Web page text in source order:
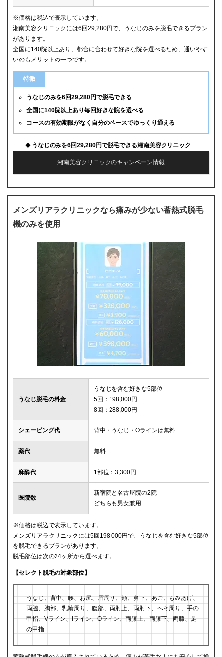
※価格は税込で表示しています。
湘南美容クリニックには6回29,280円で、うなじのみを脱毛できるプラン
があります。
全国に140院以上あり、都合に合わせて好きな院を選べるため、通いやす
いのもメリットの一つです。
特徴
うなじのみを6回29,280円で脱毛できる
全国に140院以上あり毎回好きな院を選べる
コースの有効期限がなく自分のペースでゆっくり通える
うなじのみを6回29,280円で脱毛できる湘南美容クリニック
湘南美容クリニックのキャンペーン情報
メンズリアラクリニックなら痛みが少ない蓄熱式脱毛
機のみを使用
うなじ脱毛の料金
うなじを含む好きな5部位
5回：198,000円
8回：288,000円
シェービング代 背中・うなじ・Oラインは無料
薬代 無料
麻酔代 1部位：3,300円
医院数
新宿院と名古屋院の2院
どちらも男女兼用
※価格は税込で表示しています。
メンズリアラクリニックには5回198,000円で、うなじを含む好きな5部位
を脱毛できるプランがあります。
脱毛部位は次の24ヶ所から選べます。
【セレクト脱毛の対象部位】
うなじ、背中、腰、お尻、眉周り、頬、鼻下、あご、もみあげ、
両脇、胸部、乳輪周り、腹部、両肘上、両肘下、へそ周り、手の
甲指、Vライン、Iライン、Oライン、両膝上、両膝下、両膝、足
の甲指